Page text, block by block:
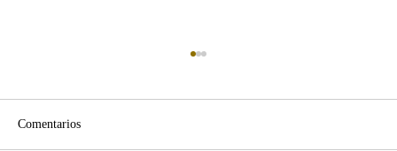
Comentarios